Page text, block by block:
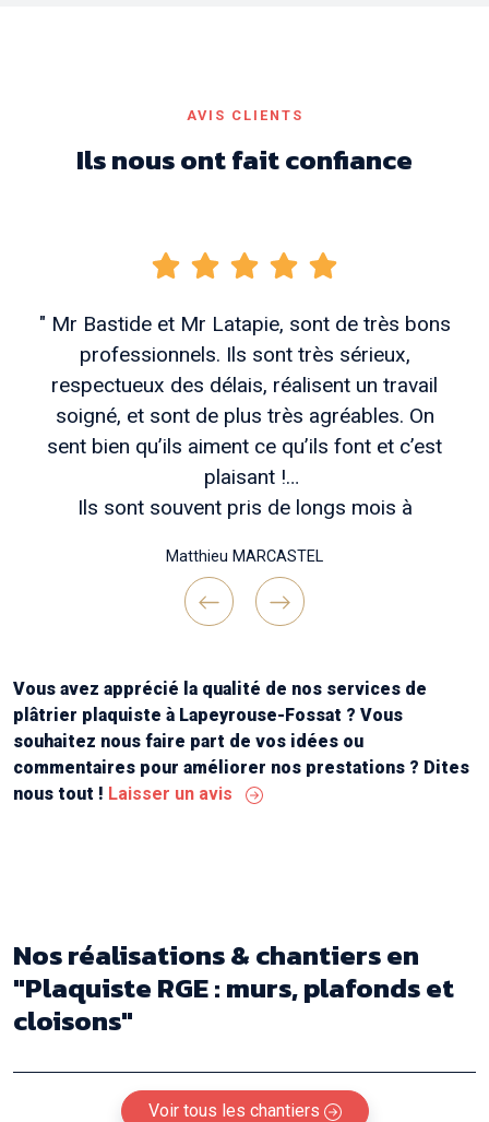
AVIS CLIENTS
Ils nous ont fait confiance
" Mr Bastide et Mr Latapie, sont de très bons
professionnels. Ils sont très sérieux,
respectueux des délais, réalisent un travail
soigné, et sont de plus très agréables. On
sent bien qu’ils aiment ce qu’ils font et c’est
plaisant !
Ils sont souvent pris de longs mois à
vous voulez des travaux bien réfléchis en
amont , un chantier bien tenu et une belle
réalisation finale !
Matthieu MARCASTEL
PreviousNext
Vous avez apprécié la qualité de nos services de
plâtrier plaquiste à Lapeyrouse-Fossat ? Vous
souhaitez nous faire part de vos idées ou
commentaires pour améliorer nos prestations ? Dites
nous tout ! Laisser un avis
Nos réalisations & chantiersen
"Plaquiste RGE : murs, plafonds et
cloisons"
Voir tous les chantiers